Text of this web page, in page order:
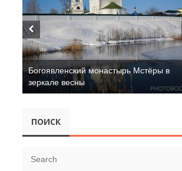
Богоявленский монастырь Мстёры в
зеркале весны
ПОИСК